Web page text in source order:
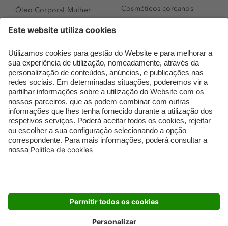
Óleo Corporal Mulher
Sérum de Rosto
Body mist & Spray
corporal
Produtos para Cabelo
Homem
Espuma de Limpeza
Facial
Dermocosmética
Cosméticos coreanos
Perfumes árabes
Novidades
Melhores Perfumes
Femininos
TOP 10: Perfumes
Masculinos
Pestanas Postiças
Creme Rosto Homem
Embalagens Sustentáveis